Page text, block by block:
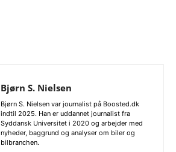
Bjørn S. Nielsen
Bjørn S. Nielsen var journalist på Boosted.dk
indtil 2025. Han er uddannet journalist fra
Syddansk Universitet i 2020 og arbejder med
nyheder, baggrund og analyser om biler og
bilbranchen.